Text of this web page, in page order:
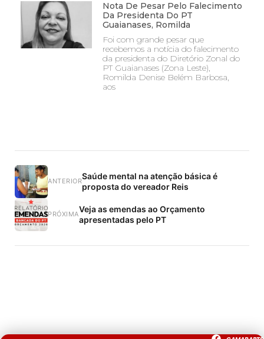
Nota De Pesar Pelo Falecimento
Da Presidenta Do PT
Guaianases, Romilda
Foi com grande pesar que
recebemos a notícia do falecimento
da presidenta do Diretório Zonal do
PT Guaianases (Zona Leste),
Romilda Denise Belém Barbosa,
aos
ANTERIORSaúde mental na atenção básica é
proposta do vereador Reis
PRÓXIMAVeja as emendas ao Orçamento
apresentadas pelo PT